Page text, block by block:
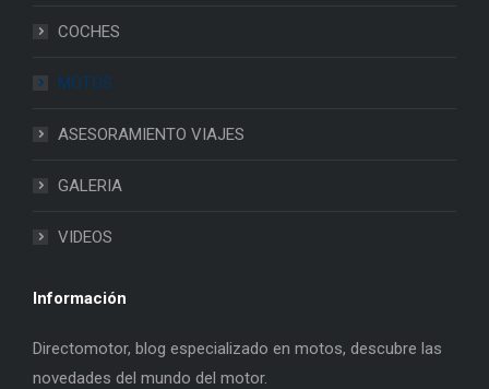
COCHES
MOTOS
ASESORAMIENTO VIAJES
GALERIA
VIDEOS
Información
Directomotor, blog especializado en motos, descubre las
novedades del mundo del motor.